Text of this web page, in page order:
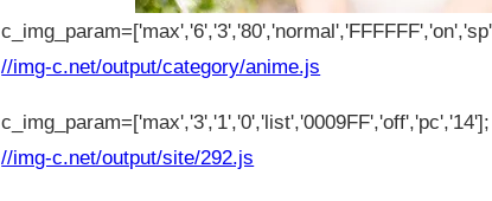
//img-c.net/output/category/anime.js
c_img_param=['max','3','1','0','list','0009FF','off','pc','14'];
//img-c.net/output/site/292.js